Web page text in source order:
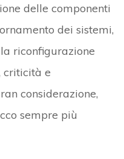
delle componenti
dei sistemi,
riconfigurazione
criticità e
considerazione,
sempre più